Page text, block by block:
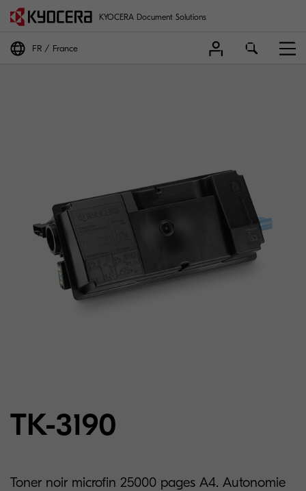
KYOCERA Document Solutions
FR France
TK-3190
Toner noir microfin 25000 pages A4. Autonomie